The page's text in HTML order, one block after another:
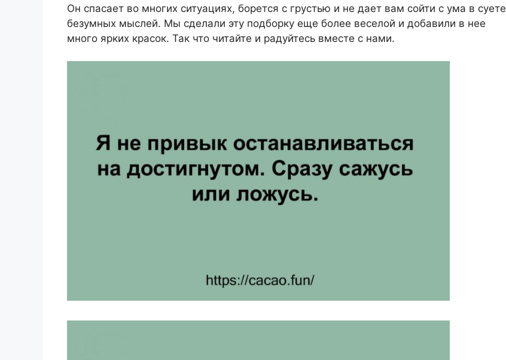
Он спасает во многих ситуациях, борется с грустью и не дает вам сойти с ума в суете
безумных мыслей. Мы сделали эту подборку еще более веселой и добавили в нее
много ярких красок. Так что читайте и радуйтесь вместе с нами.